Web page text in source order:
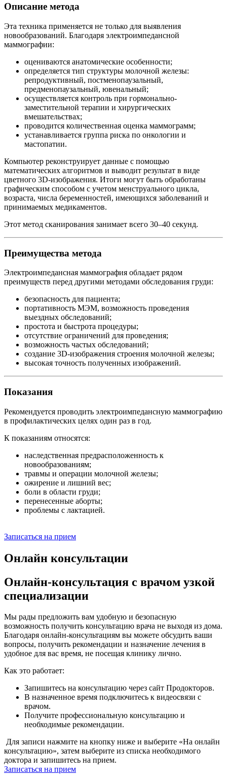
Описание метода
Эта техника применяется не только для выявления
новообразований. Благодаря электроимпедансной
маммографии:
оцениваются анатомические особенности;
определяется тип структуры молочной железы:
репродуктивный, постменопаузальный,
предменопаузальный, ювенальный;
осуществляется контроль при гормонально-
заместительной терапии и хирургических
вмешательствах;
проводится количественная оценка маммограмм;
устанавливается группа риска по онкологии и
мастопатии.
Компьютер реконструирует данные с помощью
математических алгоритмов и выводит результат в виде
цветного 3D-изображения. Итоги могут быть обработаны
графическим способом с учетом менструального цикла,
возраста, числа беременностей, имеющихся заболеваний и
принимаемых медикаментов.
Этот метод сканирования занимает всего 30–40 секунд.
Преимущества метода
Электроимпедансная маммография обладает рядом
преимуществ перед другими методами обследования груди:
безопасность для пациента;
портативность МЭМ, возможность проведения
выездных обследований;
простота и быстрота процедуры;
отсутствие ограничений для проведения;
возможность частых обследований;
создание 3D-изображения строения молочной железы;
высокая точность полученных изображений.
Показания
Рекомендуется проводить электроимпедансную маммографию
в профилактических целях один раз в год.
К показаниям относятся:
наследственная предрасположенность к
новообразованиям;
травмы и операции молочной железы;
ожирение и лишний вес;
боли в области груди;
перенесенные аборты;
проблемы с лактацией.
Записаться на прием
Онлайн консультации
Онлайн-консультация с врачом узкой
специализации
Мы рады предложить вам удобную и безопасную
возможность получить консультацию врача не выходя из дома.
Благодаря онлайн-консультациям вы можете обсудить ваши
вопросы, получить рекомендации и назначение лечения в
удобное для вас время, не посещая клинику лично.
Как это работает:
Запишитесь на консультацию через сайт Продокторов.
В назначенное время подключитесь к видеосвязи с
врачом.
Получите профессиональную консультацию и
необходимые рекомендации.
Для записи нажмите на кнопку ниже и выберите «На онлайн
консультацию», затем выберите из списка необходимого
доктора и запишитесь на прием.
Записаться на прием